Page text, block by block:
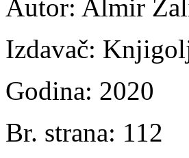
Autor: Almir
Izdavač:
Godina: 2020
Br. strana: 112